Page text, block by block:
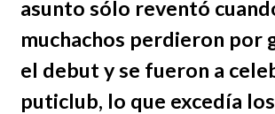
asunto sólo reventó
muchachos perdieron por
el debut y se fueron a
puticlub, lo que excedía